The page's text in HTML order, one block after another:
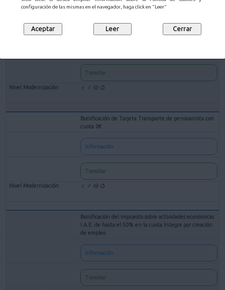
configuración de las mismas en el navegador, haga click en "Leer"
Tramitar
Bonificación de Tarjeta Transporte de pensioanista con
cuota 0€
Información
Tramitar
Bonificación del impuesto sobre actividades económicas
I.A.E. de hasta el 50% en la cuota íntegra por creación
de empleo
Información
Tramitar